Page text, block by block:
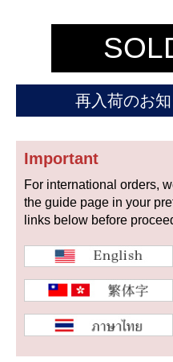
コンスタンタン
商品の
新品
中古品
WEB限定品
複数条件で
詳細検
再入荷のお
Important
For international orders,
the guide page in your
links below before